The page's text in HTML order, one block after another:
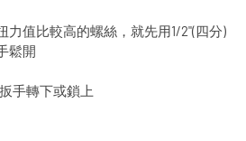
力值比較高的螺絲，就先用1/2"(四分)
鬆開
手轉下或鎖上